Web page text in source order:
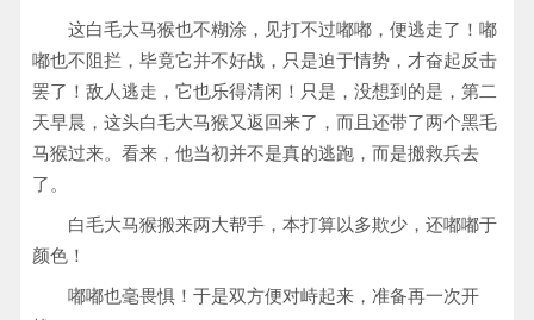
这白毛大马猴也不糊涂，见打不过嘟嘟，便逃走了！嘟
嘟也不阻拦，毕竟它并不好战，只是迫于情势，才奋起反击
罢了！敌人逃走，它也乐得清闲！只是，没想到的是，第二
天早晨，这头白毛大马猴又返回来了，而且还带了两个黑毛
马猴过来。看来，他当初并不是真的逃跑，而是搬救兵去
了。
白毛大马猴搬来两大帮手，本打算以多欺少，还嘟嘟于
颜色！
嘟嘟也毫畏惧！于是双方便对峙起来，准备再一次开